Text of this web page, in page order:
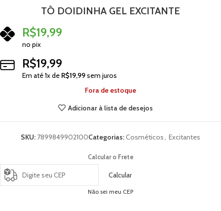
TÔ DOIDINHA GEL EXCITANTE
R$19,99
no pix
R$19,99
Em até1x de R$19,99sem juros
Fora de estoque
Adicionar à lista de desejos
SKU: 7899849902100Categorias:Cosméticos, Excitantes
Calcular o Frete
Calcular
Não sei meu CEP